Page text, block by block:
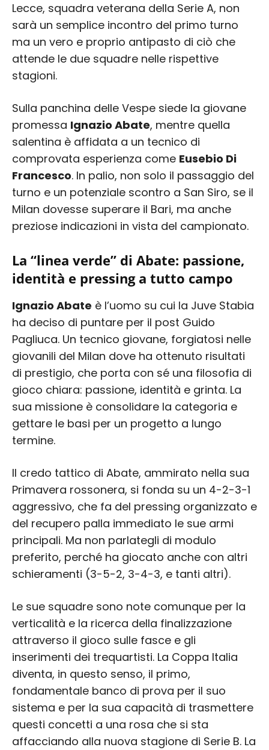
Lecce, squadra veterana della Serie A, non
sarà un semplice incontro del primo turno
ma un vero e proprio antipasto di ciò che
attende le due squadre nelle rispettive
stagioni.
Sulla panchina delle Vespe siede la giovane
promessa Ignazio Abate, mentre quella
salentina è affidata a un tecnico di
comprovata esperienza come Eusebio Di
Francesco. In palio, non solo il passaggio del
turno e un potenziale scontro a San Siro, se il
Milan dovesse superare il Bari, ma anche
preziose indicazioni in vista del campionato.
La “linea verde” di Abate: passione,
identità e pressing a tutto campo
Ignazio Abate è l’uomo su cui la Juve Stabia
ha deciso di puntare per il post Guido
Pagliuca. Un tecnico giovane, forgiatosi nelle
giovanili del Milan dove ha ottenuto risultati
di prestigio, che porta con sé una filosofia di
gioco chiara: passione, identità e grinta. La
sua missione è consolidare la categoria e
gettare le basi per un progetto a lungo
termine.
Il credo tattico di Abate, ammirato nella sua
Primavera rossonera, si fonda su un 4-2-3-1
aggressivo, che fa del pressing organizzato e
del recupero palla immediato le sue armi
principali. Ma non parlategli di modulo
preferito, perché ha giocato anche con altri
schieramenti (3-5-2, 3-4-3, e tanti altri).
Le sue squadre sono note comunque per la
verticalità e la ricerca della finalizzazione
attraverso il gioco sulle fasce e gli
inserimenti dei trequartisti. La Coppa Italia
diventa, in questo senso, il primo,
fondamentale banco di prova per il suo
sistema e per la sua capacità di trasmettere
questi concetti a una rosa che si sta
affacciando alla nuova stagione di Serie B. La